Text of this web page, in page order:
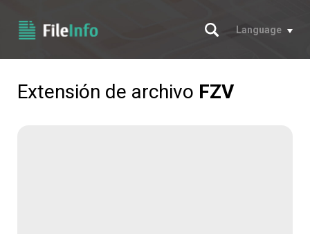
Buscar
Language
Extensión de archivo FZV